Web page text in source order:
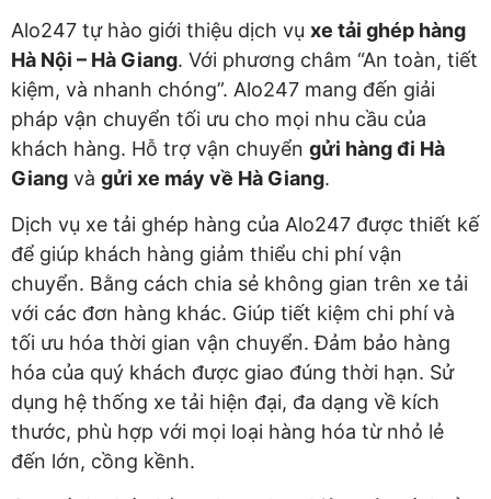
Alo247 tự hào giới thiệu dịch vụ xe tải ghép hàng
Hà Nội – Hà Giang. Với phương châm “An toàn, tiết
kiệm, và nhanh chóng”. Alo247 mang đến giải
pháp vận chuyển tối ưu cho mọi nhu cầu của
khách hàng. Hỗ trợ vận chuyển gửi hàng đi Hà
Giang và gửi xe máy về Hà Giang.
Dịch vụ xe tải ghép hàng của Alo247 được thiết kế
để giúp khách hàng giảm thiểu chi phí vận
chuyển. Bằng cách chia sẻ không gian trên xe tải
với các đơn hàng khác. Giúp tiết kiệm chi phí và
tối ưu hóa thời gian vận chuyển. Đảm bảo hàng
hóa của quý khách được giao đúng thời hạn. Sử
dụng hệ thống xe tải hiện đại, đa dạng về kích
thước, phù hợp với mọi loại hàng hóa từ nhỏ lẻ
đến lớn, cồng kềnh.